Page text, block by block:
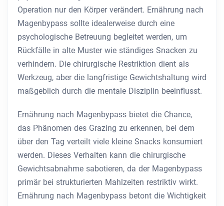
Operation nur den Körper verändert. Ernährung nach
Magenbypass sollte idealerweise durch eine
psychologische Betreuung begleitet werden, um
Rückfälle in alte Muster wie ständiges Snacken zu
verhindern. Die chirurgische Restriktion dient als
Werkzeug, aber die langfristige Gewichtshaltung wird
maßgeblich durch die mentale Disziplin beeinflusst.
Ernährung nach Magenbypass bietet die Chance,
das Phänomen des Grazing zu erkennen, bei dem
über den Tag verteilt viele kleine Snacks konsumiert
werden. Dieses Verhalten kann die chirurgische
Gewichtsabnahme sabotieren, da der Magenbypass
primär bei strukturierten Mahlzeiten restriktiv wirkt.
Ernährung nach Magenbypass betont die Wichtigkeit